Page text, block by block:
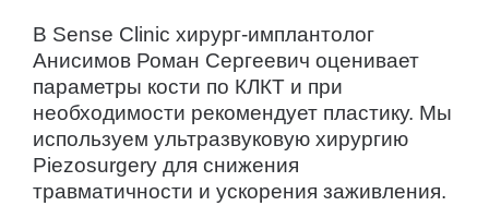
В Sense Clinic хирург-имплантолог
Анисимов Роман Сергеевич оценивает
параметры кости по КЛКТ и при
необходимости рекомендует пластику. Мы
используем ультразвуковую хирургию
Piezosurgery для снижения
травматичности и ускорения заживления.